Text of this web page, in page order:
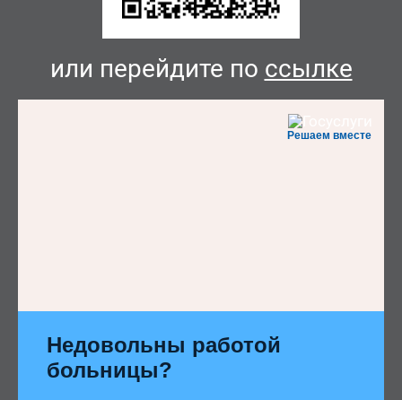
или перейдите по ссылке
Решаем вместе
Недовольны работой
больницы?